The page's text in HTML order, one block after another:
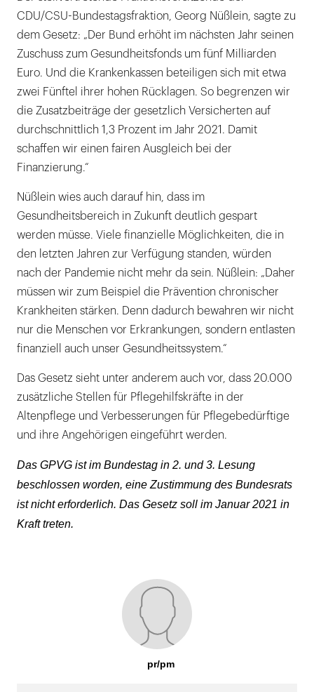
CDU/CSU-Bundestagsfraktion, Georg Nüßlein, sagte zu
dem Gesetz: „Der Bund erhöht im nächsten Jahr seinen
Zuschuss zum Gesundheitsfonds um fünf Milliarden
Euro. Und die Krankenkassen beteiligen sich mit etwa
zwei Fünftel ihrer hohen Rücklagen. So begrenzen wir
die Zusatzbeiträge der gesetzlich Versicherten auf
durchschnittlich 1,3 Prozent im Jahr 2021. Damit
schaffen wir einen fairen Ausgleich bei der
Finanzierung.“
Nüßlein wies auch darauf hin, dass im
Gesundheitsbereich in Zukunft deutlich gespart
werden müsse. Viele finanzielle Möglichkeiten, die in
den letzten Jahren zur Verfügung standen, würden
nach der Pandemie nicht mehr da sein. Nüßlein: „Daher
müssen wir zum Beispiel die Prävention chronischer
Krankheiten stärken. Denn dadurch bewahren wir nicht
nur die Menschen vor Erkrankungen, sondern entlasten
finanziell auch unser Gesundheitssystem.“
Das Gesetz sieht unter anderem auch vor, dass 20.000
zusätzliche Stellen für Pflegehilfskräfte in der
Altenpflege und Verbesserungen für Pflegebedürftige
und ihre Angehörigen eingeführt werden.
Das GPVG ist im Bundestag in 2. und 3. Lesung
beschlossen worden, eine Zustimmung des Bundesrats
ist nicht erforderlich. Das Gesetz soll im Januar 2021 in
Kraft treten.
pr/pm